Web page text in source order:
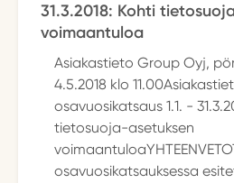
31.3.2018: Kohti
voimaantuloa
Asiakastieto Group Oyj,
4.5.2018 klo
osavuosikatsaus 1.1. -
tietosuoja-asetuksen
osavuosikatsauksessa